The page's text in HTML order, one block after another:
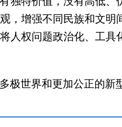
，增强不同民族和文
人权问题政治化、工
极世界和更加公正的新